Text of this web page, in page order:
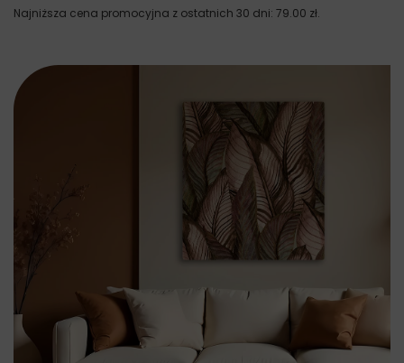
Najniższa cena promocyjna z ostatnich 30 dni: 79.00 zł.